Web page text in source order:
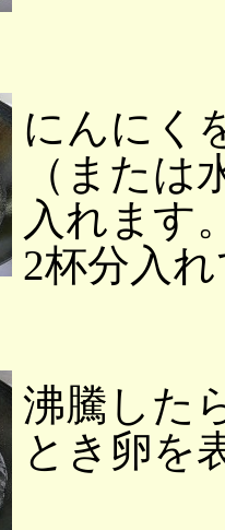
にんにく
（また
入れます
2杯分入
沸騰した
とき卵を